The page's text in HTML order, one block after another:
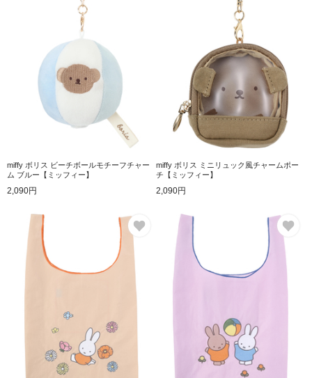
miffy ボリス ビーチボールモチーフチャー
ム ブルー【ミッフィー】
2,090円
miffy ボリス ミニリュック風チャームポー
チ【ミッフィー】
2,090円
お気に入り